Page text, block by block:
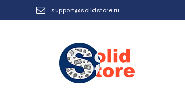
support@solidstore.ru